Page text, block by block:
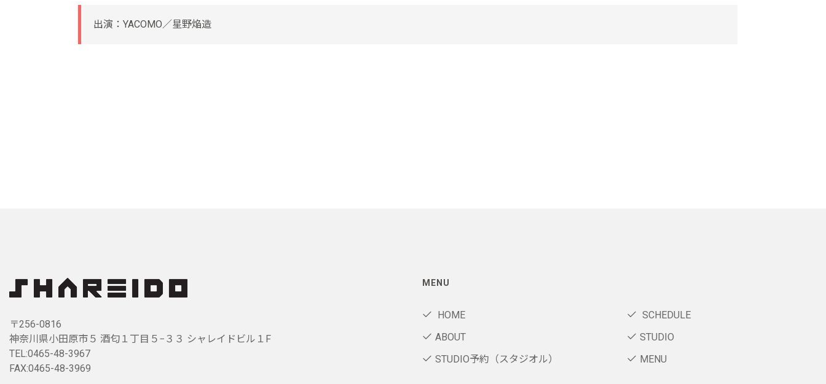
出演：YACOMO／星野焔造
〒256-0816
神奈川県小田原市５ 酒匂１丁目５−３３ シャレイドビル１F
TEL:0465-48-3967
FAX:0465-48-3969
MENU
HOME
SCHEDULE
ABOUT
STUDIO
STUDIO予約（スタジオル）
MENU